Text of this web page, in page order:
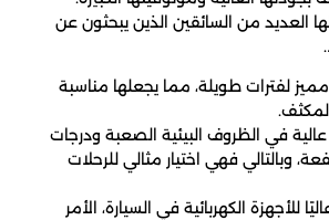
العديد من السائقين الذين يبحثون عن
لفترات طويلة، مما يجعلها مناسبة
في الظروف البيئية الصعبة ودرجات
وبالتالي فهي اختيار مثالي للرحلات
للأجهزة الكهربائية في السيارة، الأمر